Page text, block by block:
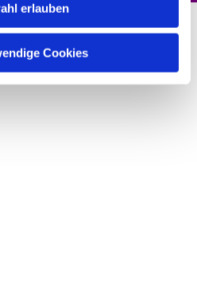
erlauben
Cookies